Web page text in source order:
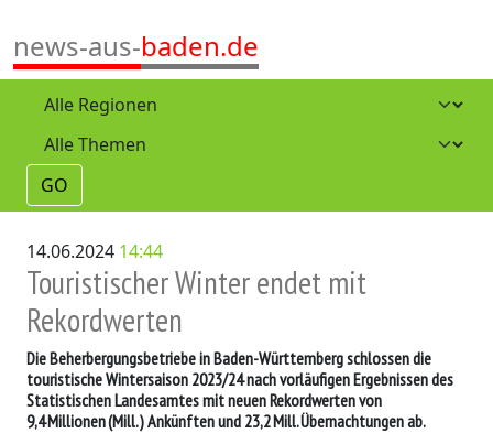
news-aus-baden.de
GO
14.06.2024 14:44
Touristischer Winter endet mit
Rekordwerten
Die Beherbergungsbetriebe in Baden-Württemberg schlossen die
touristische Wintersaison 2023/24 nach vorläufigen Ergebnissen des
Statistischen Landesamtes mit neuen Rekordwerten von
9,4 Millionen (Mill.) Ankünften und 23,2 Mill. Übernachtungen ab.